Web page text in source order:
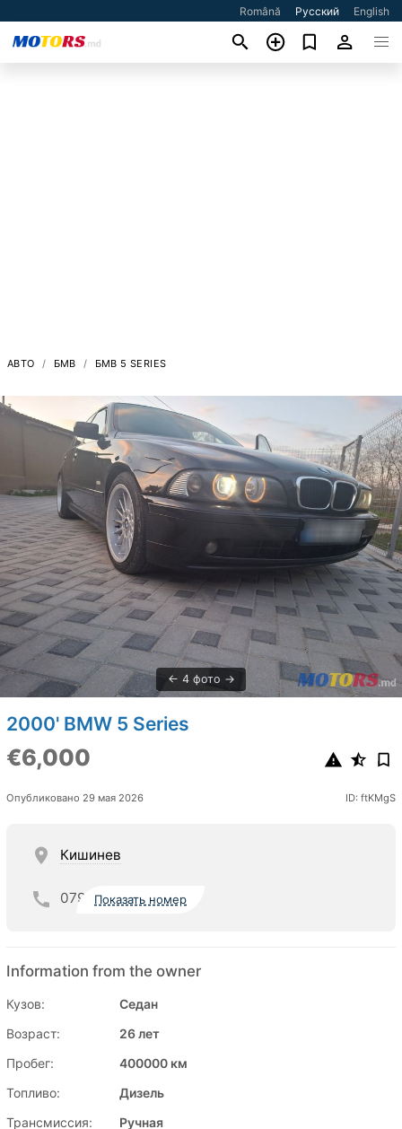
Română Русский English
АВТО БМВ БМВ 5 SERIES
4 фото
2000' BMW 5 Series
€6,000
Опубликовано 29 мая 2026 ID: ftKMgS
Кишинев
079 Показать номер
Information from the owner
Кузов:
Седан
Возраст:
26 лет
Пробег:
400000 км
Топливо:
Дизель
Трансмиссия:
Ручная